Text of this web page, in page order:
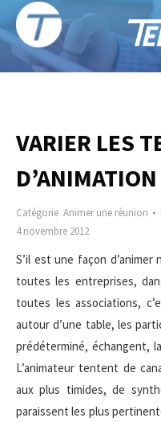
VARIER LES
D’ANIMATION
Catégorie Animer une réunion
4 novembre 2012
S’il est une façon
toutes les entreprises,
toutes les associations,
autour d’une table, les
prédéterminé, échangent,
L’animateur tentent de
aux plus timides, de
paraissent les plus